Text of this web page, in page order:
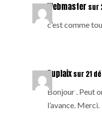
Webmaster sur
c’est comme
Duplaix sur 21
Bonjour . Peut
l’avance. Merci.